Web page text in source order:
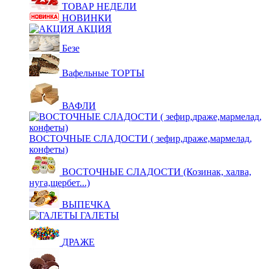
ТОВАР НЕДЕЛИ
НОВИНКИ
АКЦИЯ
Безе
Вафельные ТОРТЫ
ВАФЛИ
ВОСТОЧНЫЕ СЛАДОСТИ ( зефир,драже,мармелад,
конфеты)
ВОСТОЧНЫЕ СЛАДОСТИ (Козинак, халва,
нуга,щербет...)
ВЫПЕЧКА
ГАЛЕТЫ
ДРАЖЕ